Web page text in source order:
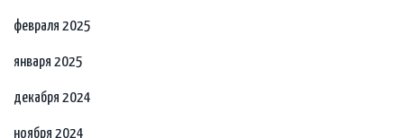
февраля 2025
января 2025
декабря 2024
ноября 2024